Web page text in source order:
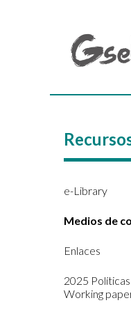
e-Library
Medios de
Enlaces
2025
Working